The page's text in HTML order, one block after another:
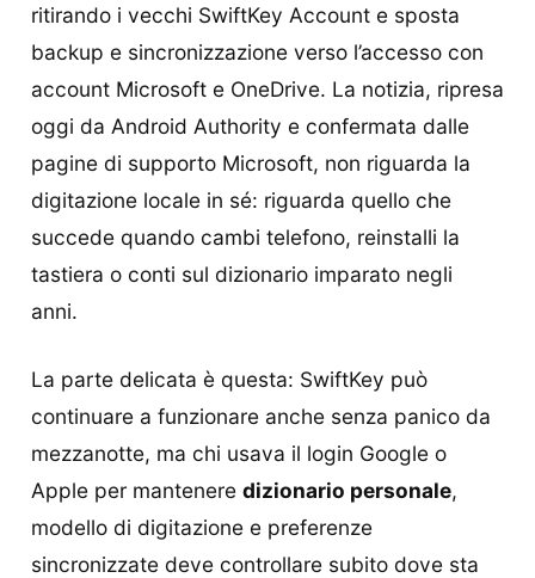
ritirando i vecchi SwiftKey Account e sposta
backup e sincronizzazione verso l’accesso con
account Microsoft e OneDrive. La notizia, ripresa
oggi da Android Authority e confermata dalle
pagine di supporto Microsoft, non riguarda la
digitazione locale in sé: riguarda quello che
succede quando cambi telefono, reinstalli la
tastiera o conti sul dizionario imparato negli
anni.
La parte delicata è questa: SwiftKey può
continuare a funzionare anche senza panico da
mezzanotte, ma chi usava il login Google o
Apple per mantenere dizionario personale,
modello di digitazione e preferenze
sincronizzate deve controllare subito dove sta